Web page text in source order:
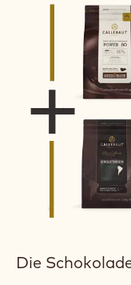
Die